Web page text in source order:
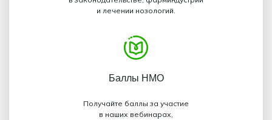
и лечении нозологий.
Баллы НМО
Получайте баллы за участие
в наших вебинарах,